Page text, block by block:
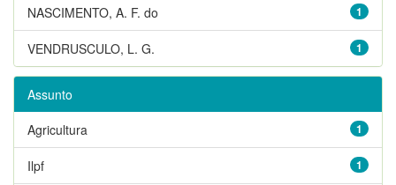
1
NASCIMENTO, A. F. do
1
VENDRUSCULO, L. G.
Assunto
1
Agricultura
1
Ilpf